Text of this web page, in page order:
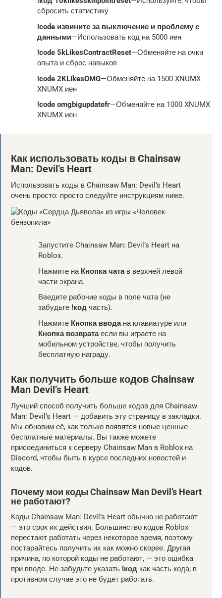
сбросить статистику
!code извините за выключение и проблему с
данными—Использовать код на 5000 иен
!code 5kLikesContractReset—Обменяйте на очки
опыта и сброс навыков
!code 2KLikesOMG—Обменяйте на 1500 XNUMX
XNUMX иен
!code omgbigupdatefr—Обменяйте на 1000 XNUMX
XNUMX иен
Как использовать коды в Chainsaw
Man: Devil’s Heart
Использовать коды в Chainsaw Man: Devil’s Heart
очень просто: просто следуйте инструкциям ниже.
Запустите Chainsaw Man: Devil’s Heart на
Roblox.
Нажмите на Кнопка чатав верхней левой
части экрана.
Введите рабочие коды в поле чата (не
забудьте !код часть).
Нажмите Кнопка вводана клавиатуре или
Кнопка возвратаесли вы играете на
мобильном устройстве, чтобы получить
бесплатную награду.
Как получить больше кодов Chainsaw
Man Devil’s Heart
Лучший способ получить больше кодов для Chainsaw
Man: Devil’s Heart — добавить эту страницу в закладки.
Мы обновим её, как только появятся новые ценные
бесплатные материалы. Вы также можете
присоединиться к серверу Chainsaw Man в Roblox на
Discord, чтобы быть в курсе последних новостей и
кодов.
Почему мои коды Chainsaw Man Devil’s Heart
не работают?
Коды Chainsaw Man: Devil’s Heart обычно не работают
— это срок их действия. Большинство кодов Roblox
перестают работать через некоторое время, поэтому
постарайтесь получить их как можно скорее. Другая
причина, по которой коды не работают, — это ошибка
при вводе. Не забудьте указать !код как часть кода; в
противном случае это не будет работать.